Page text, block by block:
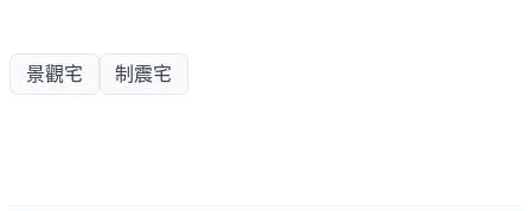
景觀宅 制震宅